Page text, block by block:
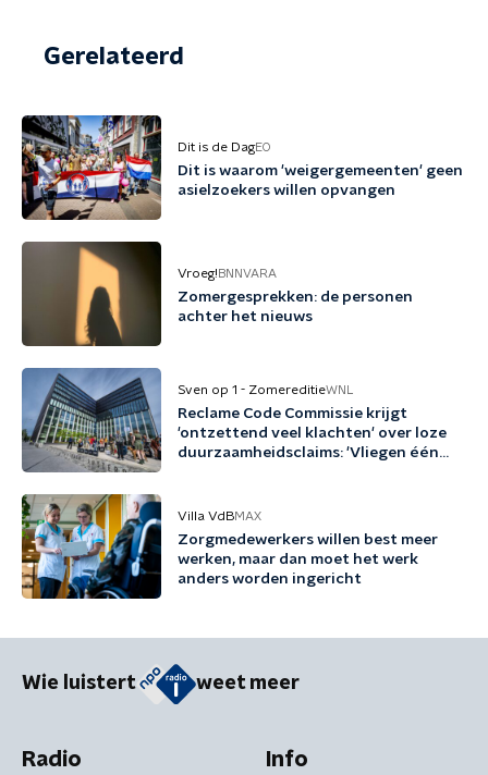
Gerelateerd
Dit is de DagEO
Dit is waarom 'weigergemeenten' geen
asielzoekers willen opvangen
Vroeg! BNNVARA
Zomergesprekken: de personen
achter het nieuws
Sven op 1 - ZomereditieWNL
Reclame Code Commissie krijgt
'ontzettend veel klachten' over loze
duurzaamheidsclaims: 'Vliegen één
Villa VdBMAX
Zorgmedewerkers willen best meer
werken, maar dan moet het werk
anders worden ingericht
Wie luistert weet meer
Radio Info